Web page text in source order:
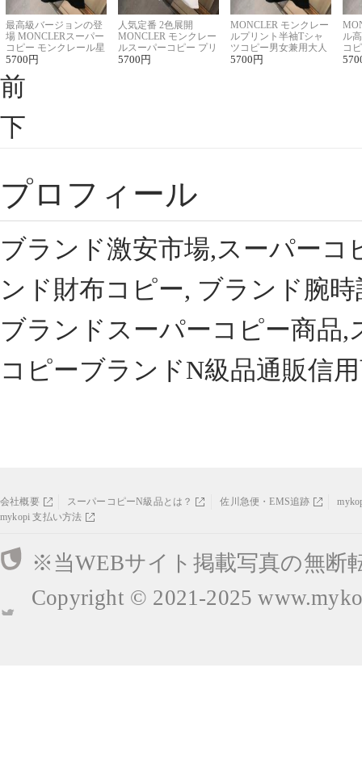
最高級バージョンの登
場 MONCLERスーパー
コピー モンクレール星
座半袖Tシャツ
5700 円
人気定番 2色展開
MONCLER モンクレー
ルスーパーコピー プリ
ント半袖Tシャツ
5700 円
MONCLER モンクレー
ルプリント半袖Tシャ
ツコピー男女兼用大人
可愛い春夏コーデ
5700 円
ル
コ
ィ
前
下
プロフィール
ブランド激安市場,スーパー
ンド財布コピー, ブランド腕
ブランドスーパーコピー商品
コピーブランドN級品通販信
会社概要 スーパーコピーN級品とは？ 佐川急便・EMS追跡
mykopi 支払い方法
※当WEBサイト掲載写真の無断
Copyright © 2021-2025